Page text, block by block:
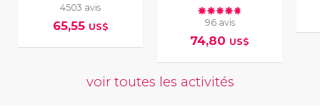
4503 avis
65,55 US$ 96 avis
74,80 US$
voir toutes les activités